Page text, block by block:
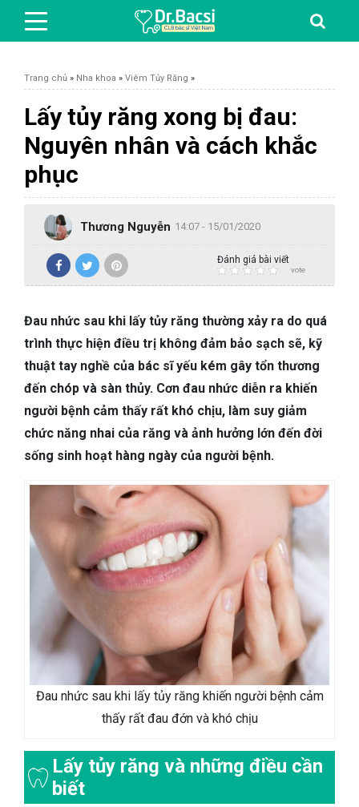
BỆNH DA LIỄU
BỆNH PHỤ KHOA
BỆNH XƯƠNG KHỚP
SỨC KHỎE GIỚI TÍNH
TAI – MŨI – HỌNG
TIÊU HÓA
DA LIỄU THẨM MỸ
NHA KHOA
Trang chủ » Nha khoa » Viêm Tủy Răng »
Lấy tủy răng xong bị đau:
Nguyên nhân và cách khắc
phục
Thương Nguyễn 14:07 - 15/01/2020
Đánh giá bài viết
vote
Đau nhức sau khi lấy tủy răng thường xảy ra do quá
trình thực hiện điều trị không đảm bảo sạch sẽ, kỹ
thuật tay nghề của bác sĩ yếu kém gây tổn thương
đến chóp và sàn thủy. Cơn đau nhức diễn ra khiến
người bệnh cảm thấy rất khó chịu, làm suy giảm
chức năng nhai của răng và ảnh hưởng lớn đến đời
sống sinh hoạt hàng ngày của người bệnh.
Đau nhức sau khi lấy tủy răng khiến người bệnh cảm
thấy rất đau đớn và khó chịu
Lấy tủy răng và những điều cần
biết